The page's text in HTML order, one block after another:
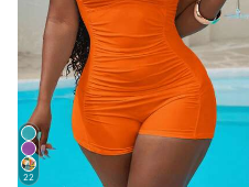
22